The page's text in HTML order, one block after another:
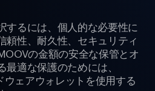
するには、個人的な必要性に
頼性、耐久性、セキュリティ
の金額の安全な保管とオ
適な保護のためには、
ェアウォレットを使用する